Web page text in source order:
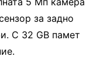
за задно
С 32 GB памет